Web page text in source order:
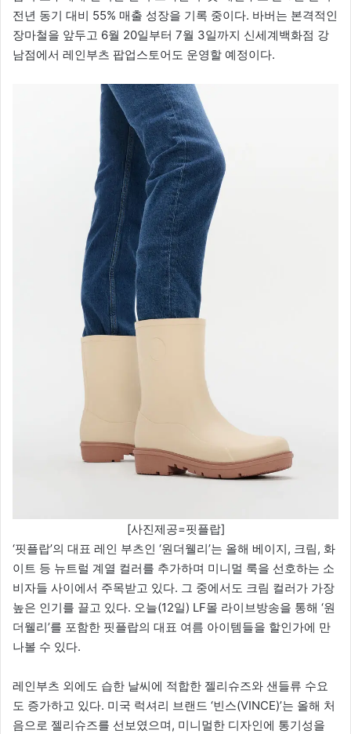
전년 동기 대비 55% 매출 성장을 기록 중이다. 바버는 본격적인
장마철을 앞두고 6월 20일부터 7월 3일까지 신세계백화점 강
남점에서 레인부츠 팝업스토어도 운영할 예정이다.
[사진제공=핏플랍]
‘핏플랍’의 대표 레인 부츠인 ‘원더웰리’는 올해 베이지, 크림, 화
이트 등 뉴트럴 계열 컬러를 추가하며 미니멀 룩을 선호하는 소
비자들 사이에서 주목받고 있다. 그 중에서도 크림 컬러가 가장
높은 인기를 끌고 있다. 오늘(12일) LF몰 라이브방송을 통해 ‘원
더웰리’를 포함한 핏플랍의 대표 여름 아이템들을 할인가에 만
나볼 수 있다.
레인부츠 외에도 습한 날씨에 적합한 젤리슈즈와 샌들류 수요
도 증가하고 있다. 미국 럭셔리 브랜드 ‘빈스(VINCE)’는 올해 처
음으로 젤리슈즈를 선보였으며, 미니멀한 디자인에 통기성을